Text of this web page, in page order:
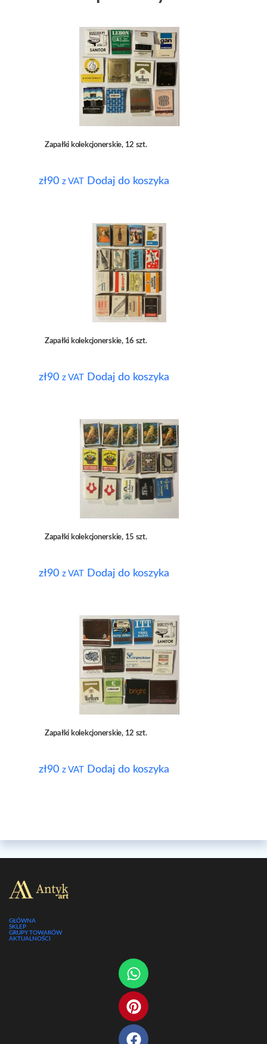
Zapałki kolekcjonerskie, 12 szt.
zł90 z VAT Dodaj do koszyka
Zapałki kolekcjonerskie, 16 szt.
zł90 z VAT Dodaj do koszyka
Zapałki kolekcjonerskie, 15 szt.
zł90 z VAT Dodaj do koszyka
Zapałki kolekcjonerskie, 12 szt.
zł90 z VAT Dodaj do koszyka
GŁÓWNA
SKLEP
GRUPY TOWARÓW
AKTUALNOŚCI